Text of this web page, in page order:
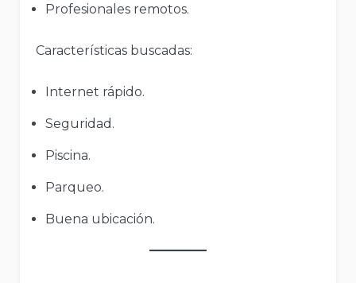
Profesionales remotos.
Características buscadas:
Internet rápido.
Seguridad.
Piscina.
Parqueo.
Buena ubicación.